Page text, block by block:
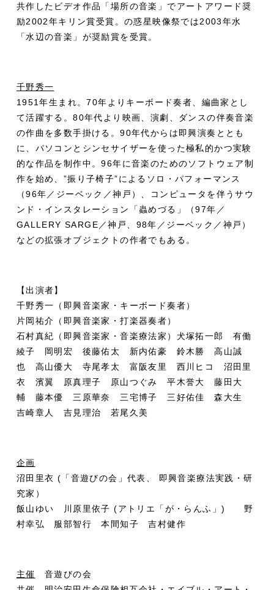
共作したビデオ作品「場所の音楽」でアートアワード奨
励2002年キリン賞受賞。の惑星映像祭では2003年水
「水辺の音楽」が奨励賞を受賞。
千野秀一
1951年生まれ。70年よりキーボード奏者、編曲家とし
て活躍する。80年代より映画、演劇、ダンスの伴奏音楽
の作曲を多数手掛ける。90年代からは即興演奏ととも
に、パソコンとシンセサイザーを使った極私的かつ実験
的な作品を制作中。96年に音楽のためのソフトウェア制
作を始め、”振り子椅子”によるソロ・パフォーマンス
（96年／ジーベック／神戸）、コンピュータを伴うサウ
ンド・インスタレーション「蟲めづる」（97年／
GALLERY SARGE／神戸、98年／ジーベック／神戸）
などの拡張オブジェクトの作者でもある。
【出演者】
千野秀一（即興音楽家・キーボード奏者）
片岡祐介（即興音楽家・打楽器奏者）
石村真紀（即興音楽家・音楽療法家）犬塚拓一郎 有働
綾子 岡明宏 後藤佑太 新内佑豪 鈴木勝 高山誠
也 高山優大 寺尾孝太 富阪友里 西川ヒコ 沼田里
衣 濱翼 原真理子 原山つぐみ 平木誉大 藤田大
輔 藤本優 三原華奈 三宅博子 三好佑佳 森大生
吉崎章人 吉見理治 若尾久美
企画
沼田里衣 (「音遊びの会」代表、 即興音楽療法実践・研
究家）
飯山ゆい 川原里依子 (アトリエ「が・らんふ」) 野
村幸弘 服部智行 本間知子 吉村健作
主催
音遊びの会